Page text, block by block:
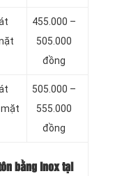
455.000 –
505.000
đồng
mặt
505.000 –
555.000
đồng
bằng inox tại